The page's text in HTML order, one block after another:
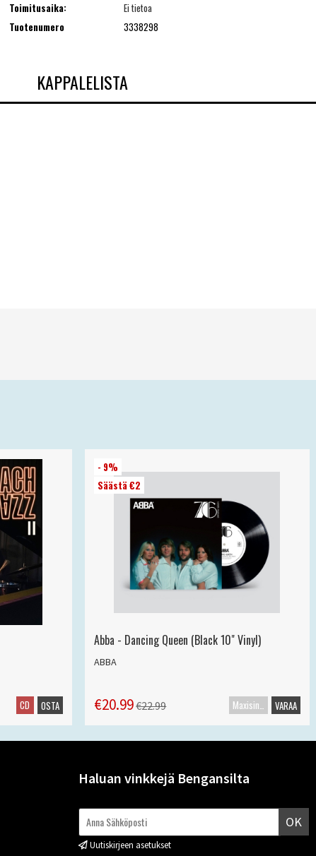
Toimitusaika:
Ei tietoa
Tuotenumero
3338298
KAPPALELISTA
CD OSTA
- 9%
Säästä €2
Abba - Dancing Queen (Black 10" Vinyl)
ABBA
€20.99€22.99 Maxisingle VARAA
Haluan vinkkejä Bengansilta
OK
Uutiskirjeen asetukset